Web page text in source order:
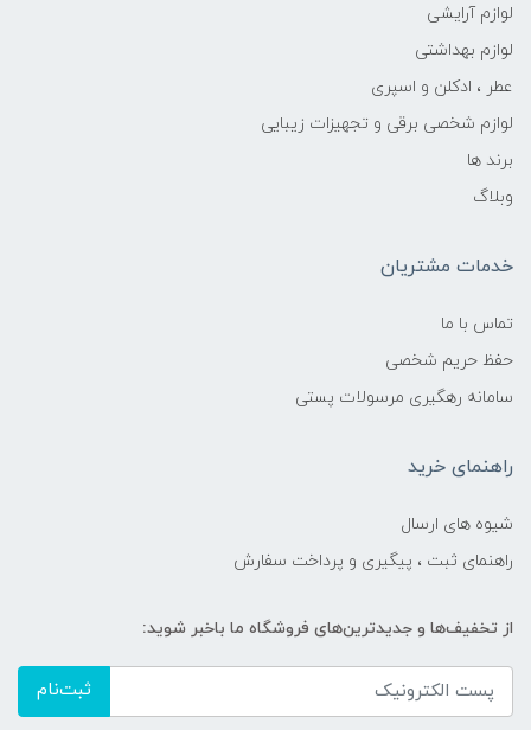
لوازم آرایشی
لوازم بهداشتی
عطر ، ادکلن و اسپری
لوازم شخصی برقی و تجهیزات زیبایی
برند ها
وبلاگ
خدمات مشتریان
تماس با ما
حفظ حریم شخصی
سامانه رهگیری مرسولات پستی
راهنمای خرید
شیوه های ارسال
راهنمای ثبت ، پیگیری و پرداخت سفارش
از تخفیف‌ها و جدیدترین‌های فروشگاه ما باخبر شوید:
ثبت‌نام